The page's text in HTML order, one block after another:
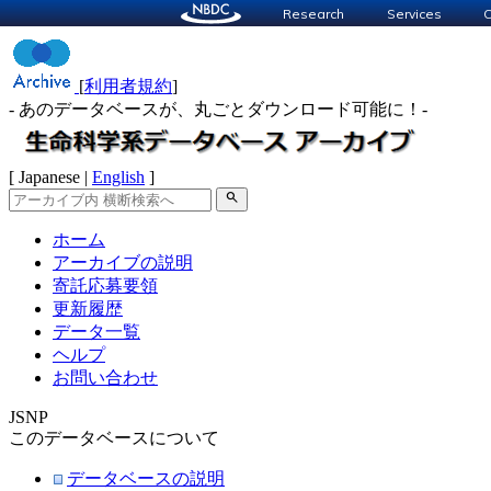
Research Services
[利用者規約]
- あのデータベースが、丸ごとダウンロード可能に！-
[ Japanese | English ]
search
ホーム
アーカイブの説明
寄託応募要領
更新履歴
データ一覧
ヘルプ
お問い合わせ
JSNP
このデータベースについて
データベースの説明